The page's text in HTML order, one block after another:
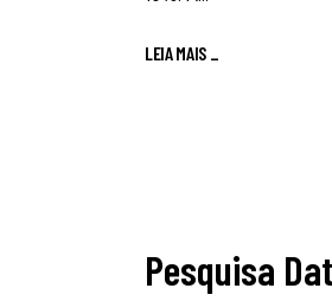
LEIA MAIS _
Pesquisa